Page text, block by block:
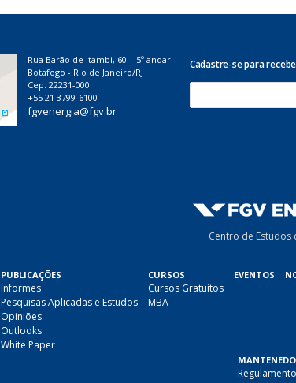
Rua Barão de Itambi, 60 – 5º andar
Botafogo - Rio de Janeiro/RJ
Cep: 22231-000
+55 21 3799-6100
fgvenergia@fgv.br
Cadastre-se para
-
Centro de Estudos
PUBLICAÇÕES
Informes
Pesquisas Aplicadas e Estudos
Opiniões
Outlooks
White Paper
CURSOS
Cursos Gratuitos
MBA
EVENTOS
Regulamento